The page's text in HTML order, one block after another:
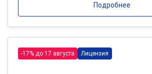
Подробнее
-17% до 17 августа Лицензия